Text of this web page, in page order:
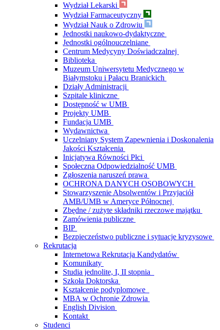
Wydział Lekarski
Wydział Farmaceutyczny
Wydział Nauk o Zdrowiu
Jednostki naukowo-dydaktyczne
Jednostki ogólnouczelniane
Centrum Medycyny Doświadczalnej
Biblioteka
Muzeum Uniwersytetu Medycznego w
Białymstoku i Pałacu Branickich
Działy Administracji
Szpitale kliniczne
Dostępność w UMB
Projekty UMB
Fundacja UMB
Wydawnictwa
Uczelniany System Zapewnienia i Doskonalenia
Jakości Kształcenia
Inicjatywa Równości Płci
Społeczna Odpowiedzialność UMB
Zgłoszenia naruszeń prawa
OCHRONA DANYCH OSOBOWYCH
Stowarzyszenie Absolwentów i Przyjaciół
AMB/UMB w Ameryce Północnej
Zbędne / zużyte składniki rzeczowe majątku
Zamówienia publiczne
BIP
Bezpieczeństwo publiczne i sytuacje kryzysowe
Rekrutacja
Internetowa Rekrutacja Kandydatów
Komunikaty
Studia jednolite, I, II stopnia
Szkoła Doktorska
Kształcenie podyplomowe
MBA w Ochronie Zdrowia
English Division
Kontakt
Studenci